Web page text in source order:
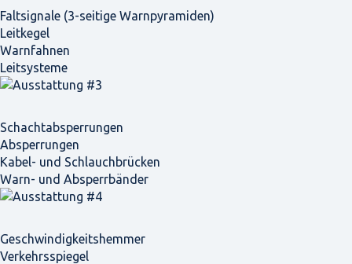
Faltsignale (3-seitige Warnpyramiden)
Leitkegel
Warnfahnen
Leitsysteme
Schacht­absperrungen
Absperrungen
Kabel- und Schlauchbrücken
Warn- und Absperrbänder
Geschwindigkeits­hemmer
Verkehrsspiegel